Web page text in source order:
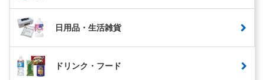
日用品・生活雑貨
ドリンク・フード